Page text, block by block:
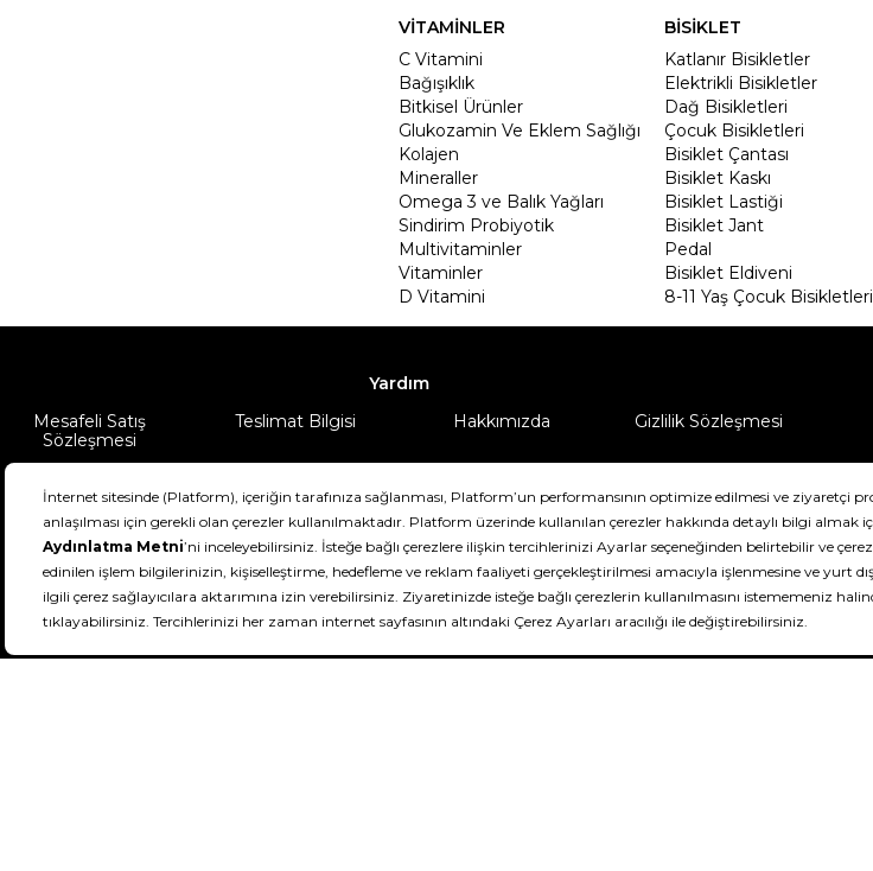
VİTAMİNLER
C Vitamini
Bağışıklık
Bitkisel Ürünler
Glukozamin Ve Eklem Sağlığı
Kolajen
Mineraller
Omega 3 ve Balık Yağları
Sindirim Probiyotik
Multivitaminler
Vitaminler
D Vitamini
BİSİKLET
Katlanır Bisikletler
Elektrikli Bisikletler
Dağ Bisikletleri
Çocuk Bisikletleri
Bisiklet Çantası
Bisiklet Kaskı
Bisiklet Lastiği
Bisiklet Jant
Pedal
Bisiklet Eldiveni
8-11 Yaş Çocuk Bisikletleri
Yardım
Mesafeli Satış
Sözleşmesi
Teslimat Bilgisi Hakkımızda Gizlilik Sözleşmesi
DeFactoFIT ©️ 2022-2026. Tüm hakları saklıdır.